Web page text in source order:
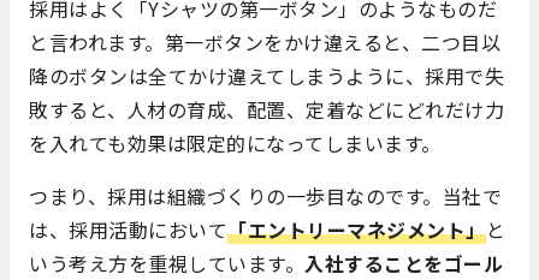
採用はよく「Yシャツの第一ボタン」のようなものだ
と言われます。第一ボタンをかけ違えると、二つ目以
降のボタンは全てかけ違えてしまうように、採用で失
敗すると、人材の育成、配置、定着などにどれだけ力
を入れても効果は限定的になってしまいます。
つまり、採用は組織づくりの一歩目なのです。当社で
は、採用活動において「エントリーマネジメント」と
いう考え方を重視しています。 入社することをゴール